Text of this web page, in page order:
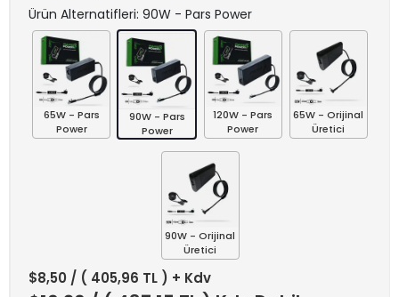
Ürün Alternatifleri: 90W - Pars Power
65W - Pars
Power
90W - Pars
Power
120W - Pars
Power
65W - Orijinal
Üretici
90W - Orijinal
Üretici
$8,50 / ( 405,96 TL ) + Kdv